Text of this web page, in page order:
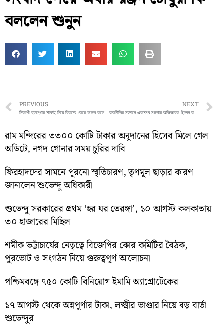
বললেন শুনুন
Prev
PREVIOUS
নিকাশী ব্যবস্থার সাফাই নিয়ে বিবাদের জেরে আহত কলেজ পড়ুয়া সহ চার সদস্য
NEXT
রাজনীতির ময়দানে একসময় মমতার অভিভাবক ছিলেন বাজপেয়ী,কি বললেন মমতা বন্দ্যোপাধ্যায় অটোলজিকে নিয়ে দেখুন
রাম মন্দিরের ৩৩০০ কোটি টাকার অনুদানের হিসেব মিলে গেল
অডিটে, নগদ গোনার সময় চুরির দাবি
ফিরহাদদের সামনে পুরনো স্মৃতিচারণ, তৃণমূল ছাড়ার কারণ
জানালেন শুভেন্দু অধিকারী
শুভেন্দু সরকারের প্রথম ‘হর ঘর তেরঙ্গা’, ১০ আগস্ট কলকাতায়
৩০ হাজারের মিছিল
শমীক ভট্টাচার্যের নেতৃত্বে বিজেপির কোর কমিটির বৈঠক,
পুরভোট ও সংগঠন নিয়ে গুরুত্বপূর্ণ আলোচনা
পশ্চিমবঙ্গে ৭৫০ কোটি বিনিয়োগ ইমামি অ্যাগ্রোটেকের
১৭ আগস্ট থেকে অন্নপূর্ণার টাকা, লক্ষ্মীর ভাণ্ডার নিয়ে বড় বার্তা
শুভেন্দুর